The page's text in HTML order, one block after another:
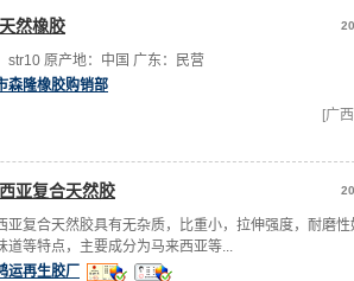
然橡胶
str10 原产地：中国 广东：民营
森隆橡胶购销部
[广
亚复合天然胶
亚复合天然胶具有无杂质，比重小，拉伸强度，耐磨性
道等特点，主要成分为马来西亚等...
运再生胶厂